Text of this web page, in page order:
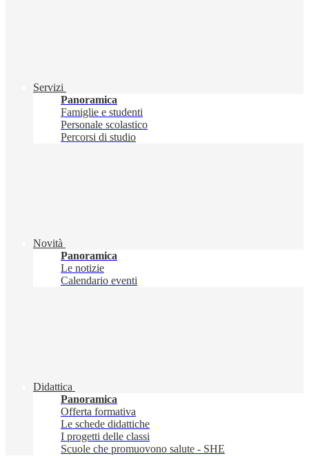
Servizi
Panoramica
Famiglie e studenti
Personale scolastico
Percorsi di studio
Novità
Panoramica
Le notizie
Calendario eventi
Didattica
Panoramica
Offerta formativa
Le schede didattiche
I progetti delle classi
Scuole che promuovono salute - SHE